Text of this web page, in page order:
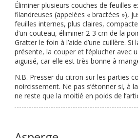
Éliminer plusieurs couches de feuilles
filandreuses (appelées « bractées »),
feuilles internes, plus claires,
d’un couteau, éliminer 2-3 cm de la
Gratter le foin à l’aide d’une cuillère.
présente, la couper et l’éplucher avec
aiguisé, car elle est très bonne à
N.B. Presser du citron sur les parties
noircissement. Ne pas s’étonner si, à
ne reste que la moitié en poids de